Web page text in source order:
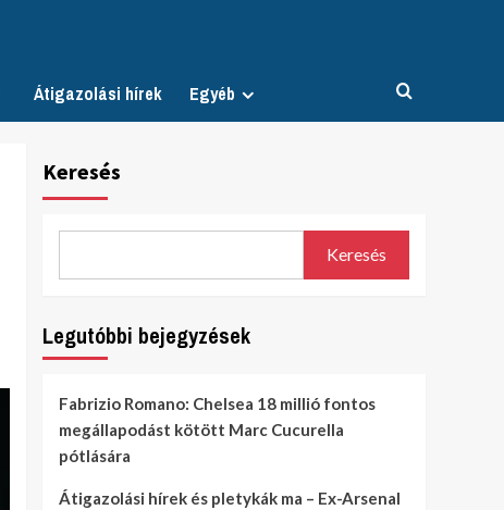
Átigazolási hírek Egyéb
Keresés
Keresés
Legutóbbi bejegyzések
Fabrizio Romano: Chelsea 18 millió fontos
megállapodást kötött Marc Cucurella
pótlására
Átigazolási hírek és pletykák ma – Ex-Arsenal